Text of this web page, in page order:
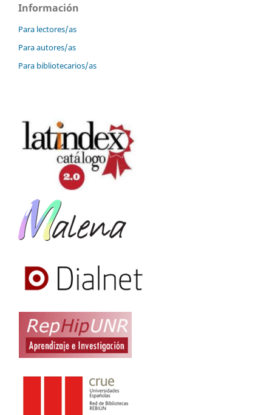
Información
Para lectores/as
Para autores/as
Para bibliotecarios/as